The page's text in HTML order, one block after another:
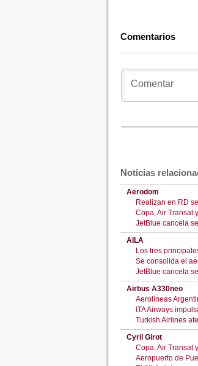
Comentarios
Noticias
Aerodom
Realizan en RD
Copa, Air Transat
JetBlue cancela
AILA
Los tres
Se consolida el
JetBlue cancela
Airbus A330neo
Aerolíneas
ITA Airways
Turkish Airlines
Cyril Girot
Copa, Air Transat
Aeropuerto de